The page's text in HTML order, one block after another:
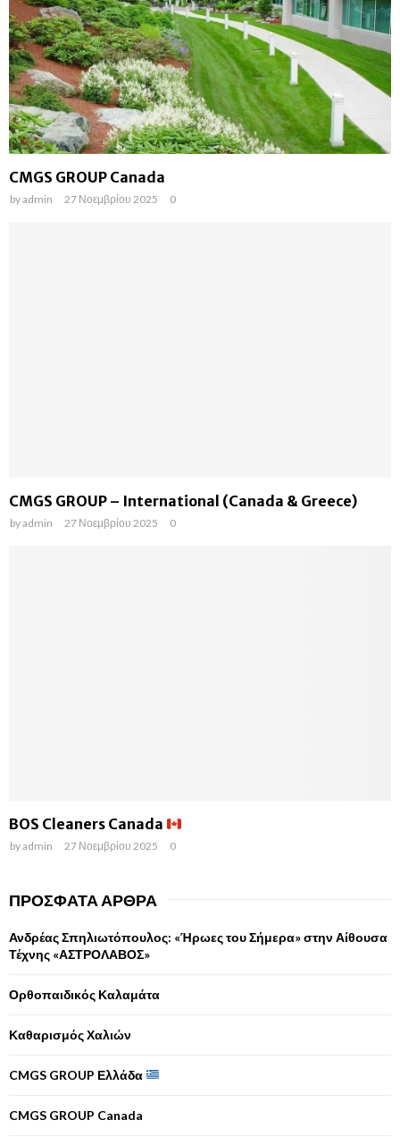
CMGS GROUP Canada
byadmin 27 Νοεμβρίου 2025 0
CMGS GROUP – International (Canada & Greece)
byadmin 27 Νοεμβρίου 2025 0
BOS Cleaners Canada
byadmin 27 Νοεμβρίου 2025 0
ΠΡΌΣΦΑΤΑ ΆΡΘΡΑ
Ανδρέας Σπηλιωτόπουλος: «Ήρωες του Σήμερα» στην Αίθουσα
Τέχνης «ΑΣΤΡΟΛΑΒΟΣ»
Ορθοπαιδικός Καλαμάτα
Καθαρισμός Χαλιών
CMGS GROUP Ελλάδα
CMGS GROUP Canada